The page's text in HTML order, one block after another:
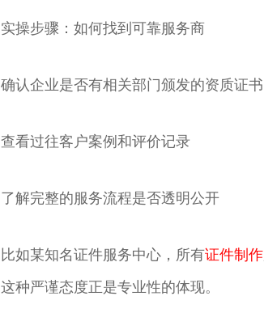
实操步骤：如何找到可靠服务商
确认企业是否有相关部门颁发的资质证书
查看过往客户案例和评价记录
了解完整的服务流程是否透明公开
比如某知名证件服务中心，所有证件制作
这种严谨态度正是专业性的体现。